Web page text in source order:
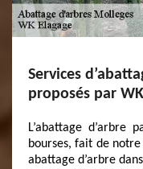
Services
proposés par
L’abattage
bourses, fait de
abattage d’arbre